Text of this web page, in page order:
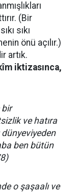
(Bir
sıkı
önü açılır.)
artık.
iktizasınca,
bir
ve hatıra
dünyeviyeden
ben bütün
o şaşaalı ve